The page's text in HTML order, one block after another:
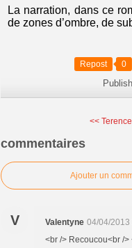
La narration, dans ce
de zones d’ombre, de
Repost 0
<<
commentaires
Ajouter un
V Valentyne 04/04/2013
<br /> Recoucou<br /